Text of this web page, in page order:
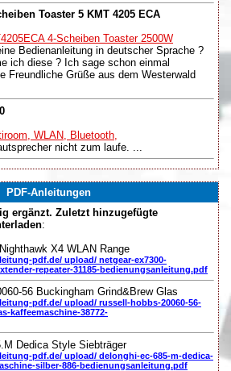
Toaster 5 KMT 4205 ECA
4-Scheiben Toaster 2500W
Bedienanleitung in deutscher Sprache ?
ich diese ? Ich sage schon einmal
Freundliche Grüße aus dem Westerwald
WLAN, Bluetooth,
nicht zum laufe. ...
PDF-Anleitungen
ergänzt. Zuletzt hinzugefügte
:
X4 WLAN Range
pdf.de/ upload/ netgear-ex7300-
repeater-31185-bedienungsanleitung.pdf
56 Buckingham Grind&Brew Glas
pdf.de/ upload/ russell-hobbs-20060-56-
kaffeemaschine-38772-
Dedica Style Siebträger
pdf.de/ upload/ delonghi-ec-685-m-dedica-
silber-886-bedienungsanleitung.pdf